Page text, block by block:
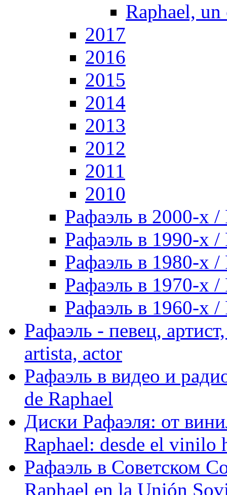
Raphael,
2017
2016
2015
2014
2013
2012
2011
2010
Рафаэль в 2000-х /
Рафаэль в 1990-х /
Рафаэль в 1980-х /
Рафаэль в 1970-х /
Рафаэль в 1960-х /
Рафаэль - певец,
artista, actor
Рафаэль в видео и
de Raphael
Диски Рафаэля: от
Raphael: desde el vinilo
Рафаэль в Советском
Raphael en la Unión